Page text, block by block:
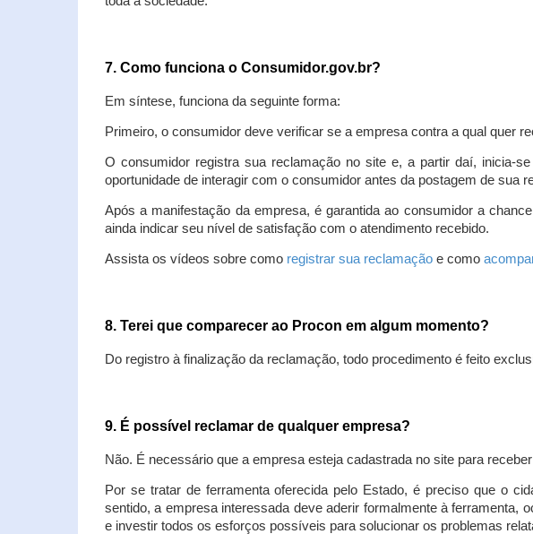
7. Como funciona o Consumidor.gov.br?
Em síntese, funciona da seguinte forma:
Primeiro, o consumidor deve verificar se a empresa contra a qual quer
O consumidor registra sua reclamação no site e, a partir daí, inicia-
oportunidade de interagir com o consumidor antes da postagem de sua
Após a manifestação da empresa, é garantida ao consumidor a
ainda indicar seu nível de satisfação com o atendimento recebido.
Assista os vídeos sobre como registrar sua reclamação e como
8. Terei que comparecer ao Procon em algum momento?
Do registro à finalização da reclamação, todo procedimento é feito
9. É possível reclamar de qualquer empresa?
Não. É necessário que a empresa esteja cadastrada no site para
Por se tratar de ferramenta oferecida pelo Estado, é preciso que o
sentido, a empresa interessada deve aderir formalmente à ferramenta,
e investir todos os esforços possíveis para solucionar os problemas